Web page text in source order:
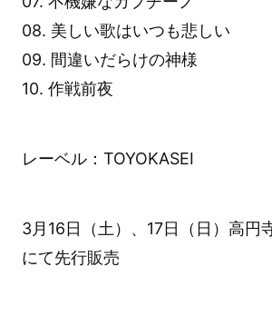
08. 美しい歌はいつも悲しい
09. 間違いだらけの神様
10. 作戦前夜
レーベル：TOYOKASEI
3月16日（土）、17日（日）高円
にて先行販売